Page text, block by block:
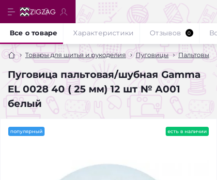
Товары для шитья и рукоделия Пуговицы
Пуговица пальтовая/шубная Gamma
EL 0028 40 ( 25 мм) 12 шт № А001
белый
Все о товаре Характеристики Отзывов 0
популярный есть в наличии